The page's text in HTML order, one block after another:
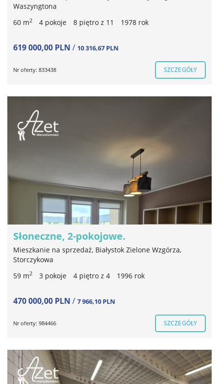
Waszyngtona
60 m2 4 pokoje 8 piętro z 11 1978 rok
619 000,00 PLN / 10 316,67 PLN
Nr oferty: 833438 SZCZEGÓŁY
Słoneczne, 2-pokojowe.
Mieszkanie na sprzedaż, Białystok Zielone Wzgórza,
Storczykowa
59 m2 3 pokoje 4 piętro z 4 1996 rok
470 000,00 PLN / 7 966,10 PLN
Nr oferty: 984466 SZCZEGÓŁY